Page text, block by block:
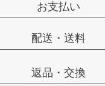
お支払い
配送・送料
返品・交換